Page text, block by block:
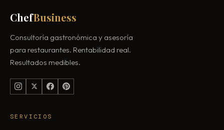
ChefBusiness
Consultoría gastronómica y asesoría
para restaurantes. Rentabilidad real.
Resultados medibles.
SERVICIOS